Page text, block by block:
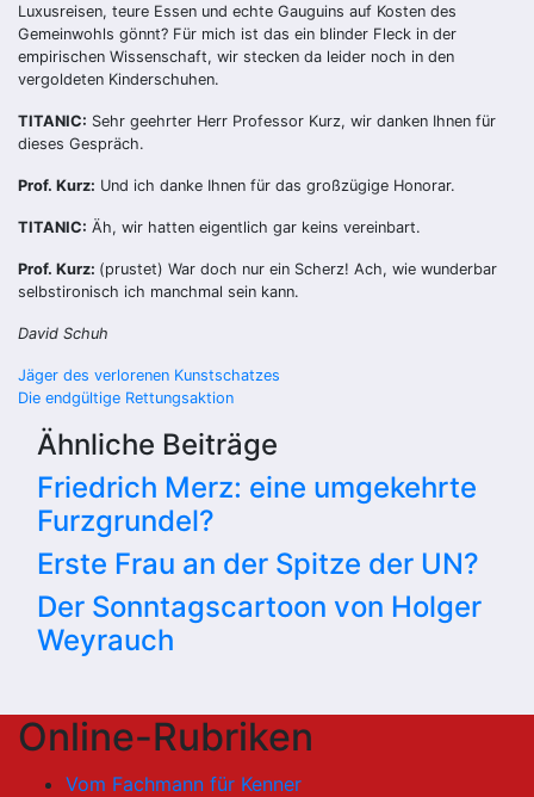
Luxusreisen, teure Essen und echte Gauguins auf Kosten des
Gemeinwohls gönnt? Für mich ist das ein blinder Fleck in der
empirischen Wissenschaft, wir stecken da leider noch in den
vergoldeten Kinderschuhen.
TITANIC: Sehr geehrter Herr Professor Kurz, wir danken Ihnen für
dieses Gespräch.
Prof. Kurz: Und ich danke Ihnen für das großzügige Honorar.
TITANIC: Äh, wir hatten eigentlich gar keins vereinbart.
Prof. Kurz: (prustet) War doch nur ein Scherz! Ach, wie wunderbar
selbstironisch ich manchmal sein kann.
David Schuh
Beitragsnavigation
Jäger des verlorenen Kunstschatzes
Die endgültige Rettungsaktion
Ähnliche Beiträge
Friedrich Merz: eine umgekehrte
Furzgrundel?
Erste Frau an der Spitze der UN?
Der Sonntagscartoon von Holger
Weyrauch
Online-Rubriken
Vom Fachmann für Kenner